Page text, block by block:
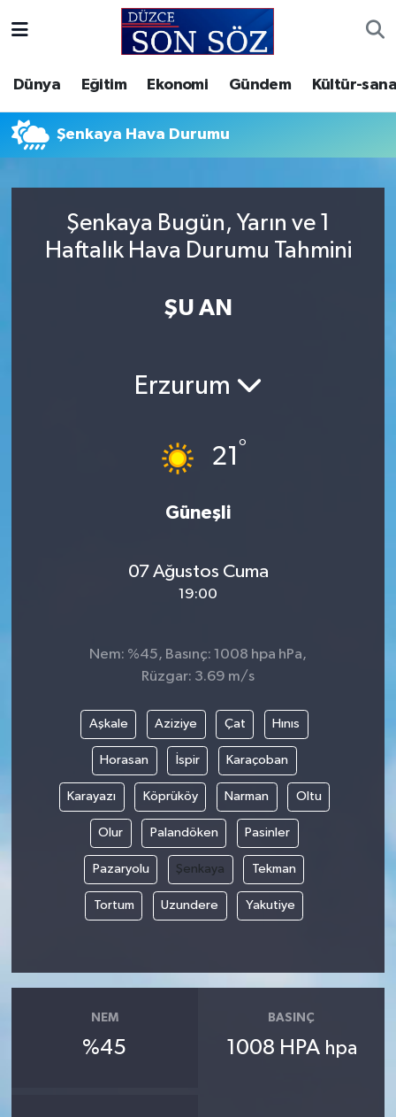
Dünya Eğitim Ekonomi Gündem Kültür-
Şenkaya Hava Durumu
Şenkaya Bugün, Yarın ve 1
Haftalık Hava Durumu Tahmini
ŞU AN
Erzurum
21 °
Güneşli
07 Ağustos Cuma
19:00
Nem: %45, Basınç: 1008 hpa hPa,
Rüzgar: 3.69 m/s
Aşkale Aziziye Çat Hınıs
Horasan İspir Karaçoban
Karayazı Köprüköy Narman Oltu
Olur Palandöken Pasinler
Pazaryolu Şenkaya Tekman
Tortum Uzundere Yakutiye
NEM
%45
BASINÇ
1008 HPA hpa
Gizlilik Sözleşmesi
İletişim
Video Galeri
Akçakoca Hava Durumu
Akçakoca Trafik Yoğunluk Haritası
Tüm Manşetler